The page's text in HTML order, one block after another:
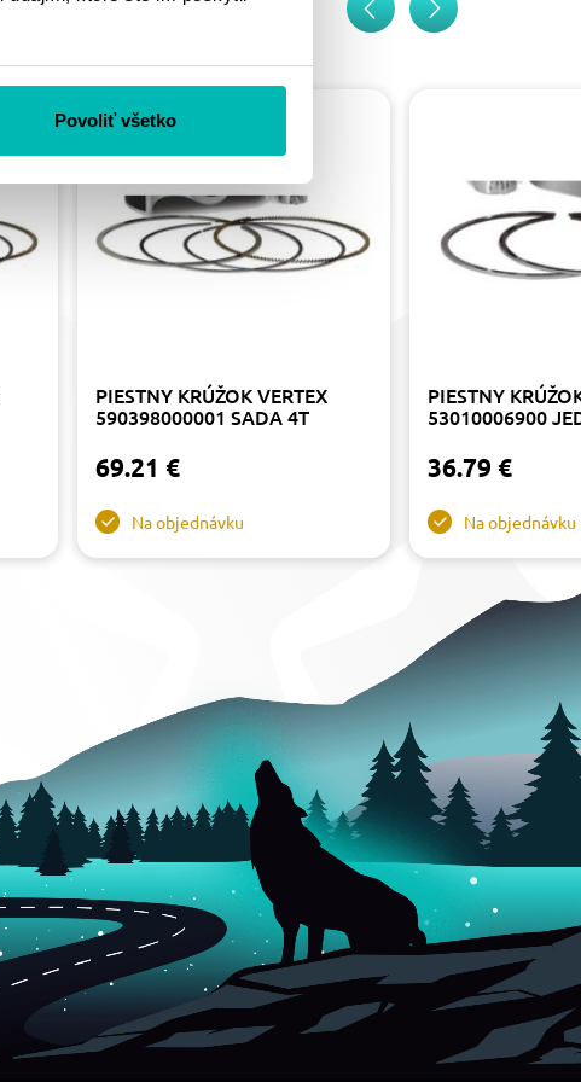
Povoliť všetko
PIESTNY KRÚŽOK VERTEX
590398000001 SADA 4T
69.21 €
Na objednávku
PIESTNY
53010006900
36.79 €
Na objednávku